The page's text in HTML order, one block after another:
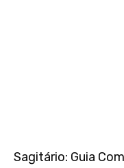
Sagitário: Guia